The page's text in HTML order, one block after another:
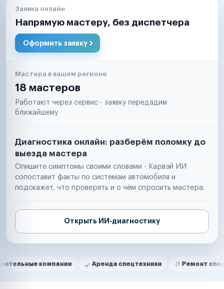
Заявка онлайн
Напрямую мастеру, без диспетчера
Оформить заявку
Мастера в вашем регионе
18 мастеров
Работают через сервис - заявку передадим
ближайшему
Диагностика онлайн: разберём поломку до
выезда мастера
Опишите симптомы своими словами - Карвэй ИИ
сопоставит факты по системам автомобиля и
подскажет, что проверять и о чём спросить мастера.
Открыть ИИ-диагностику
Нам доверяют
Аренда спецтехники Ремонт спецтехники
Маркетплейсы